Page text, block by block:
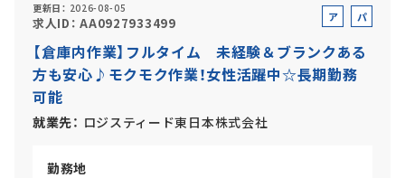
更新日 2026-08-05
求人ID AA0927933499
ア
バ
イ
パ
ト
【倉庫内作業】フルタイム 未経験＆ブランクある
方も安心♪モクモク作業！女性活躍中☆長期勤務
可能
就業先 ロジスティード東日本株式会社
勤務地